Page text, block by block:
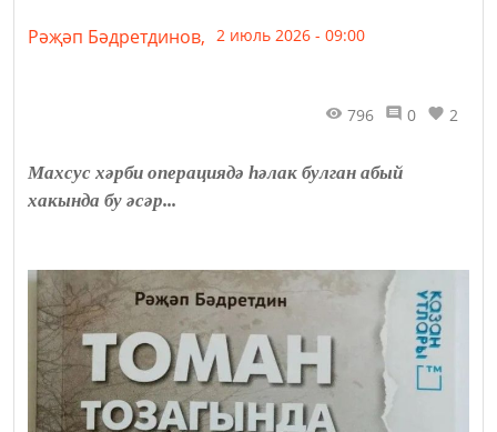
Рәҗәп Бәдретдинов, 2 июль 2026 - 09:00
796 0 2
Махсус хәрби операциядә һәлак булган абый
хакында бу әсәр...